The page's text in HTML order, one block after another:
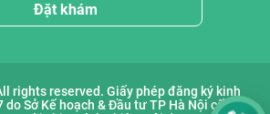
Đặt khám
rights reserved. Giấy phép đăng ký kinh
Sở Kế hoạch & Đầu tư TP Hà Nội cấp lần